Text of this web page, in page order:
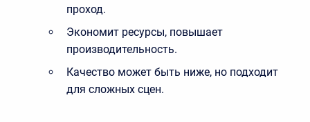
проход.
Экономит ресурсы, повышает
производительность.
Качество может быть ниже, но подходит
для сложных сцен.